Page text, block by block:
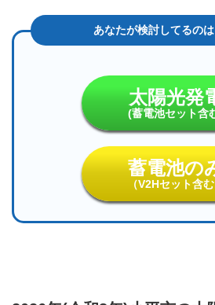
請期
限
太陽光発
(蓄電池セット含
蓄電池の
（V2Hセット含む